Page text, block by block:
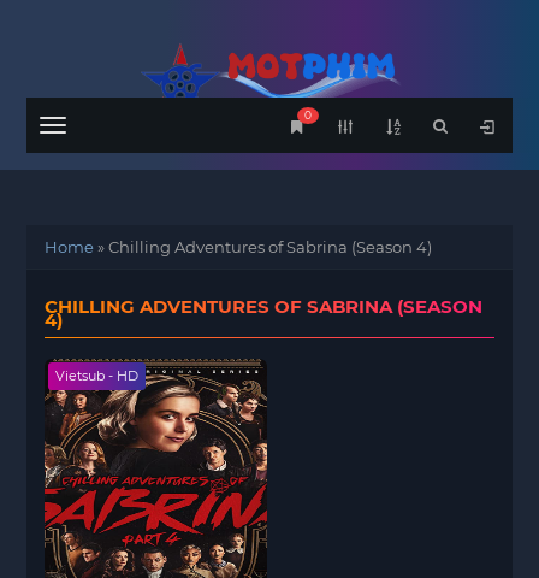
Menu
0
Home»Chilling Adventures of Sabrina (Season 4)
CHILLING ADVENTURES OF SABRINA (SEASON
4)
Vietsub - HD